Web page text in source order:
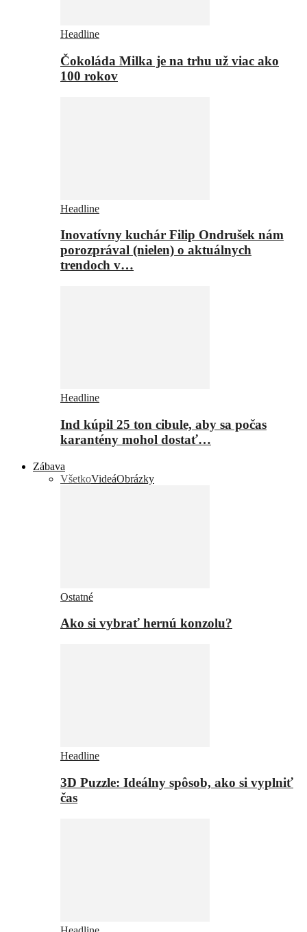
Headline
Čokoláda Milka je na trhu už viac ako
100 rokov
Headline
Inovatívny kuchár Filip Ondrušek nám
porozprával (nielen) o aktuálnych
trendoch v…
Headline
Ind kúpil 25 ton cibule, aby sa počas
karantény mohol dostať…
Zábava
VšetkoVideáObrázky
Ostatné
Ako si vybrať hernú konzolu?
Headline
3D Puzzle: Ideálny spôsob, ako si vyplniť
čas